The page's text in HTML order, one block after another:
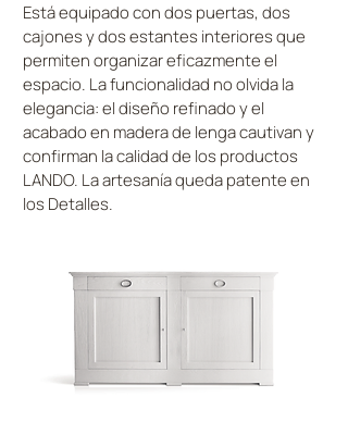
Está equipado con dos puertas, dos
cajones y dos estantes interiores que
permiten organizar eficazmente el
espacio. La funcionalidad no olvida la
elegancia: el diseño refinado y el
acabado en madera de lenga cautivan y
confirman la calidad de los productos
LANDO. La artesanía queda patente en
los Detalles.